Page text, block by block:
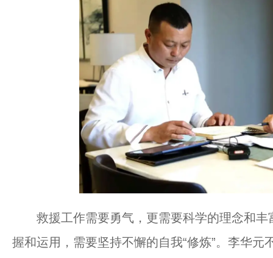
救援工作需要勇气，更需要科学的理念和丰
握和运用，需要坚持不懈的自我“修炼”。李华